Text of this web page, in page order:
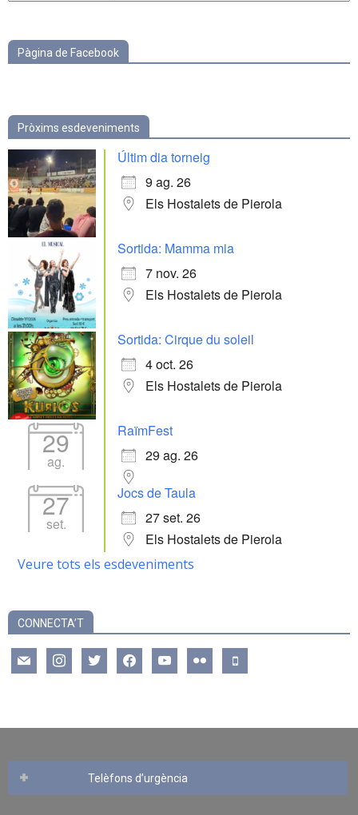
Pàgina de Facebook
Pròxims esdeveniments
Últim dia torneig
9 ag. 26
Els Hostalets de Pierola
Sortida: Mamma mia
7 nov. 26
Els Hostalets de Pierola
Sortida: Cirque du soleil
4 oct. 26
Els Hostalets de Pierola
29
ag.
RaïmFest
29 ag. 26
27
set.
Jocs de Taula
27 set. 26
Els Hostalets de Pierola
Veure tots els esdeveniments
CONNECTA’T
mail instagramtwitter facebookyoutube flickr mobile
Telèfons d’urgència